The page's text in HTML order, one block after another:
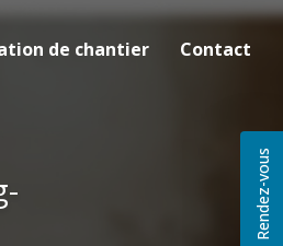
Rendez-vous
de chantier Contact